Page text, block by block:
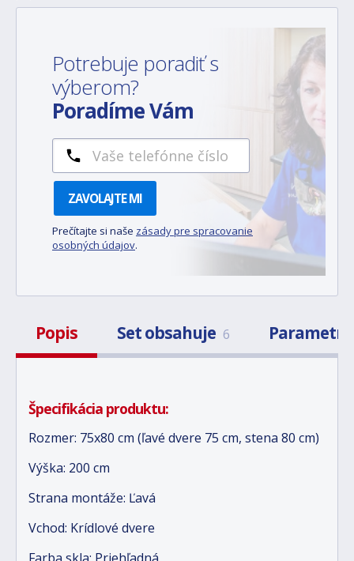
Potrebuje poradiť s
výberom?
Poradíme Vám
ZAVOLAJTE MI
Prečítajte si naše zásady pre spracovanie
osobných údajov.
Popis Set obsahuje 6 Parametre
Špecifikácia produktu:
Rozmer: 75x80 cm (ľavé dvere 75 cm, stena 80 cm)
Výška: 200 cm
Strana montáže: Ľavá
Vchod: Krídlové dvere
Farba skla: Priehľadná